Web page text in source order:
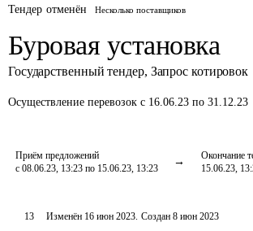
Тендер отменён Несколько поставщиков
Буровая установка
Государственный тендер, Запрос котировок
Осуществление перевозок с 16.06.23 по 31.12.23
Приём предложений
с 08.06.23, 13:23 по 15.06.23, 13:23
Окончание
15.06.23,
13 Изменён 16 июн 2023. Создан 8 июн 2023